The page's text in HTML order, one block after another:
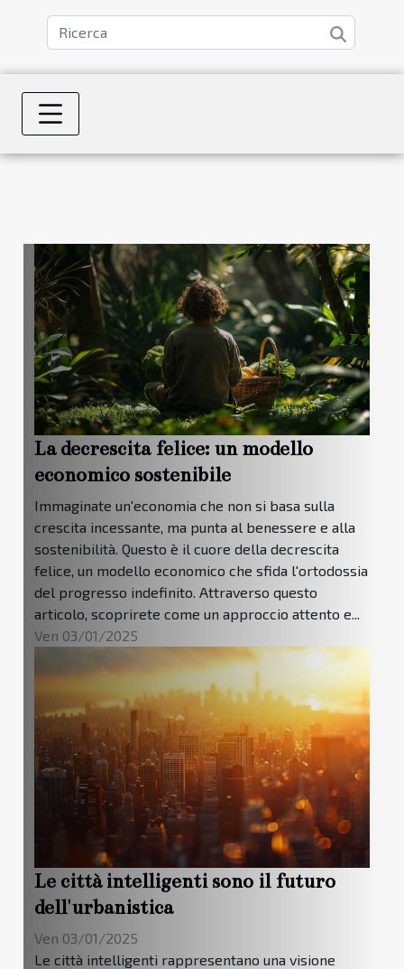
La decrescita felice: un modello
economico sostenibile
Immaginate un'economia che non si basa sulla
crescita incessante, ma punta al benessere e alla
sostenibilità. Questo è il cuore della decrescita
felice, un modello economico che sfida l'ortodossia
del progresso indefinito. Attraverso questo
articolo, scoprirete come un approccio attento e...
Ven 03/01/2025
Le città intelligenti sono il futuro
dell'urbanistica
Ven 03/01/2025
Le città intelligenti rappresentano una visione